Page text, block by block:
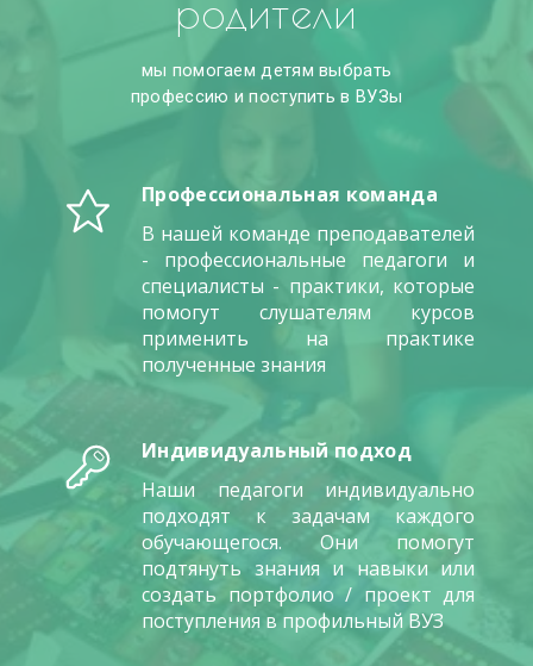
родители
мы помогаем детям выбрать
профессию и поступить в ВУЗы
Профессиональная команда
В нашей команде преподавателей
- профессиональные педагоги и
специалисты - практики, которые
помогут слушателям курсов
применить на практике
полученные знания
Индивидуальный подход
Наши педагоги индивидуально
подходят к задачам каждого
обучающегося. Они помогут
подтянуть знания и навыки или
создать портфолио / проект для
поступления в профильный ВУЗ